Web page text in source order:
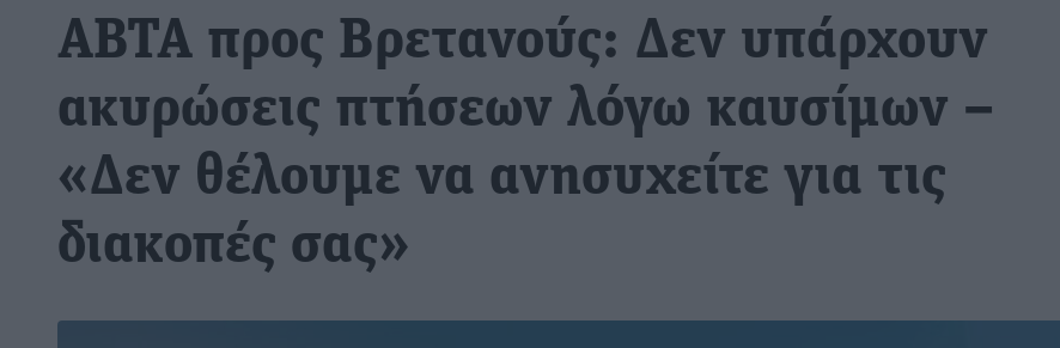
ΑΒΤΑ προς Βρετανούς: Δεν υπάρχουν
ακυρώσεις πτήσεων λόγω καυσίμων –
«Δεν θέλουμε να ανησυχείτε για τις
διακοπές σας»